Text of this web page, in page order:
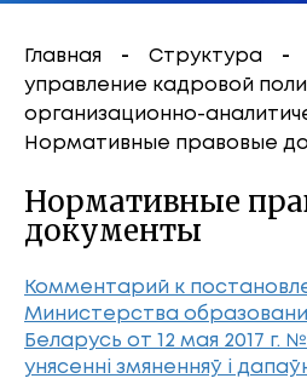
Главная Структура
управление кадровой
организационно-
Нормативные правовые
Нормативные
документы
Комментарий к
Министерства
Беларусь от 12 мая 2017 г.
унясенні змяненняў і